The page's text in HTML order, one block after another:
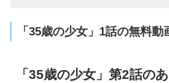
「35歳の少女」1話の無料動
「35歳の少女」第2話の